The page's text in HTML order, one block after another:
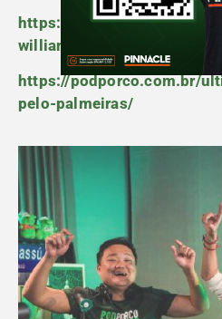
https://podporco.com.br/
william/
https://podporco.com.br/
pelo-palmeiras/